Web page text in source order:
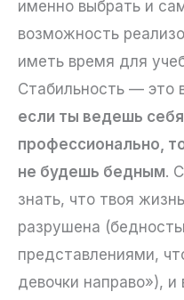
именно выбрать и
возможность
иметь время для
Стабильность — это
если ты ведешь
профессионально,
не будешь бедным.
знать, что твоя
разрушена
представлениями,
девочки направо»),